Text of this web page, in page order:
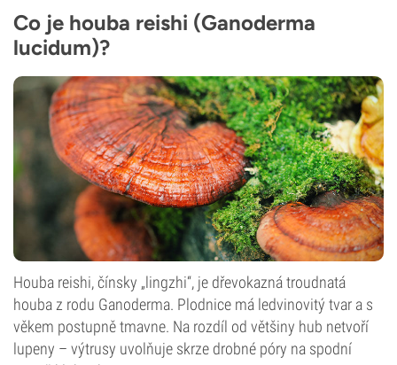
Co je houba reishi (Ganoderma
lucidum)?
Houba reishi, čínsky „lingzhi“, je dřevokazná troudnatá
houba z rodu Ganoderma. Plodnice má ledvinovitý tvar a s
věkem postupně tmavne. Na rozdíl od většiny hub netvoří
lupeny – výtrusy uvolňuje skrze drobné póry na spodní